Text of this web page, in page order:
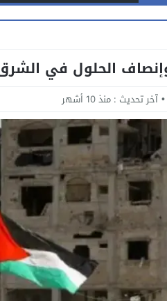
الحلول في
آخر تحديث : منذ 10 أشهر